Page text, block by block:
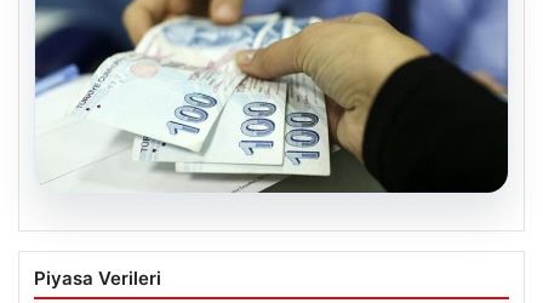
05.08.2026
Nisan 2026 Doğum Yardımı Ödemeleri
Başladı: Bakan Göktaş Açıkladı
Piyasa Verileri